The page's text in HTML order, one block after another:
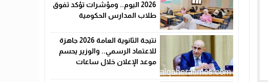
2026 اليوم.. ومؤشرات تؤكد تفوق
طلاب المدارس الحكومية
نتيجة الثانوية العامة 2026 جاهزة
للاعتماد الرسمي.. والوزير يحسم
موعد الإعلان خلال ساعات